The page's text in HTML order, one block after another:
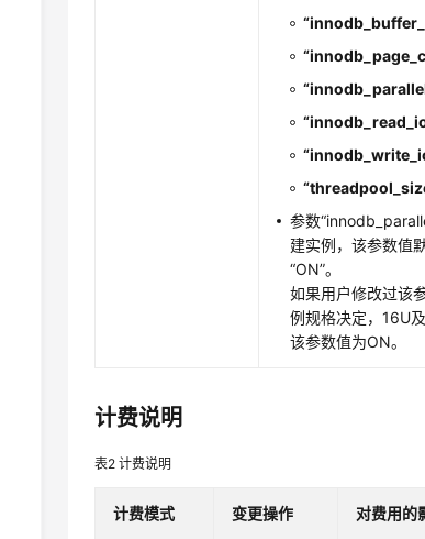
参数
建实例，该参数值
“ON”。
如果用户修改过该
例规格决定，16U
该参数值为ON。
计费说明
表2计费说明
计费模式 变更操作 对费用的